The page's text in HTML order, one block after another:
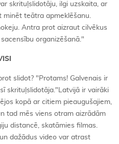
skrituļslidotāju, ilgi uzskaita, ar
minēt teātra apmeklēšanu.
Antra prot aizraut cilvēkus
organizēšanā."
slidot? "Protams! Galvenais ir
skrituļslidotāja."Latvijā ir vairāki
kopā ar citiem pieaugušajiem,
tad mēs viens otram aizrādām
distancē, skatāmies filmas.
dažādus video var atrast